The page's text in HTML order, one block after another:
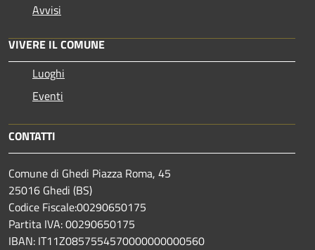
Avvisi
VIVERE IL COMUNE
Luoghi
Eventi
CONTATTI
Comune di Ghedi Piazza Roma, 45
25016 Ghedi (BS)
Codice Fiscale:00290650175
Partita IVA: 00290650175
IBAN: IT11Z0857554570000000000560